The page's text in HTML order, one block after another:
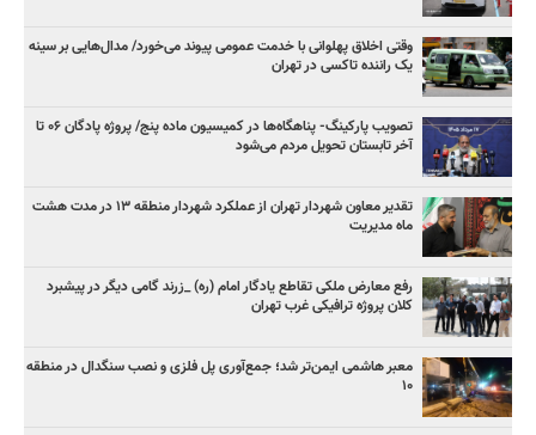
وقتی اخلاق پهلوانی با خدمت عمومی پیوند می‌خورد/ مدال‌هایی بر سینه
یک راننده تاکسی در تهران
تصویب پارکینگ- پناهگاه‌ها در کمیسیون ماده پنج/ پروژه پادگان ۰۶ تا
آخر تابستان تحویل مردم می‌شود
تقدیر معاون شهردار تهران از عملکرد شهردار منطقه ۱۳ در مدت هشت
ماه مدیریت
رفع معارض ملکی تقاطع یادگار امام (ره) _زرند گامی دیگر در پیشبرد
کلان پروژه‌ ترافیکی غرب تهران
معبر هاشمی ایمن‌تر شد؛ جمع‌آوری پل فلزی و نصب سنگدال در منطقه
۱۰